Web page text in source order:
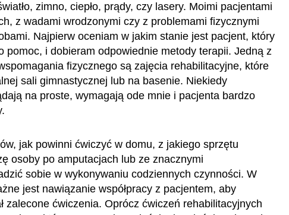
zimno, ciepło, prądy, czy lasery. Moimi pacjentami
z wadami wrodzonymi czy z problemami fizycznymi
Najpierw oceniam w jakim stanie jest pacjent, który
pomoc, i dobieram odpowiednie metody terapii. Jedną z
fizycznego są zajęcia rehabilitacyjne, które
sali gimnastycznej lub na basenie. Niekiedy
na proste, wymagają ode mnie i pacjenta bardzo
jak powinni ćwiczyć w domu, z jakiego sprzętu
osoby po amputacjach lub ze znacznymi
sobie w wykonywaniu codziennych czynności. W
jest nawiązanie współpracy z pacjentem, aby
zalecone ćwiczenia. Oprócz ćwiczeń rehabilitacyjnych